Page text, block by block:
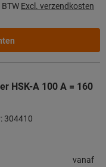
BTW Excl. verzendkosten
HSK-A 100 A = 160
304410
vanaf